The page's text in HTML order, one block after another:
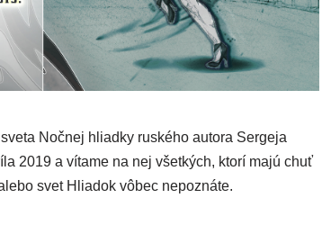
Nočnej hliad­ky rus­ké­ho auto­ra Sergeja
2019 a víta­me na nej všet­kých, kto­rí majú chuť
svet Hliadok vôbec nepoznáte.